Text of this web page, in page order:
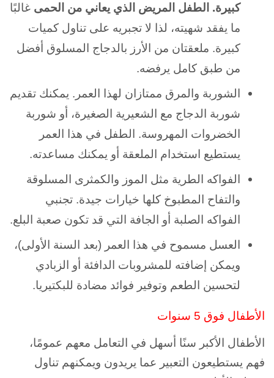
كبيرة. الطفل المريض الذي يعاني من الحمى غالبًا
ما يفقد شهيته، لذا لا تجبريه على تناول كميات
كبيرة. ملعقتان من الأرز بالدجاج المسلوق أفضل
من طبق كامل يرفضه.
الشوربة والمرق ممتازان لهذا العمر. يمكنك تقديم
شوربة الدجاج مع الشعيرية الصغيرة، أو شوربة
الخضروات المهروسة. الطفل في هذا العمر
يستطيع استخدام الملعقة أو يمكنك مساعدته.
الفواكه الطرية مثل الموز والكمثرى المسلوقة
والتفاح المطبوخ كلها خيارات جيدة. تجنبي
الفواكه الصلبة أو الجافة التي قد تكون صعبة البلع.
العسل مسموح في هذا العمر (بعد السنة الأولى)،
ويمكن إضافته للمشروبات الدافئة أو الزبادي
لتحسين الطعم وتوفير فوائد مضادة للبكتيريا.
الأطفال فوق 5 سنوات
الأطفال الأكبر سنًا أسهل في التعامل معهم عمومًا،
فهم يستطيعون التعبير عما يريدون ويمكنهم تناول